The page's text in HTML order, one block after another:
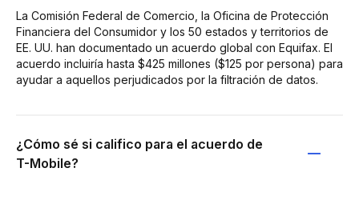
La Comisión Federal de Comercio, la Oficina de Protección
Financiera del Consumidor y los 50 estados y territorios de
EE. UU. han documentado un acuerdo global con Equifax. El
acuerdo incluiría hasta $425 millones ($125 por persona) para
ayudar a aquellos perjudicados por la filtración de datos.
¿Cómo sé si califico para el acuerdo de
T-Mobile?